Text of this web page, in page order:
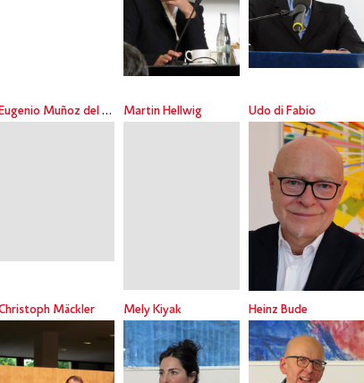
Eugenio Muñoz del Rio Martin Hellwig Udo di Fabio
Mäckler Mely Kiyak Heinz Bude